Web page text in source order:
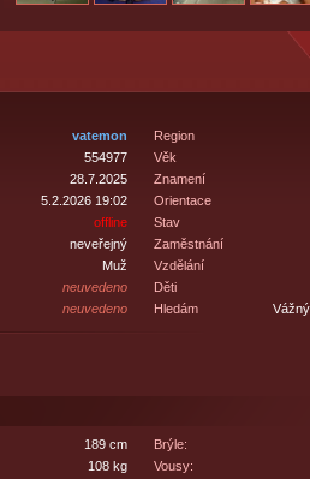
vatemon
554977
28.7.2025
5.2.2026 19:02
offline
neveřejný
Muž
neuvedeno
neuvedeno
Region
Věk
Znamení
Orientace
Stav
Zaměstnání
Vzdělání
Děti
Hledám
189 cm
108 kg
Brýle:
Vousy: